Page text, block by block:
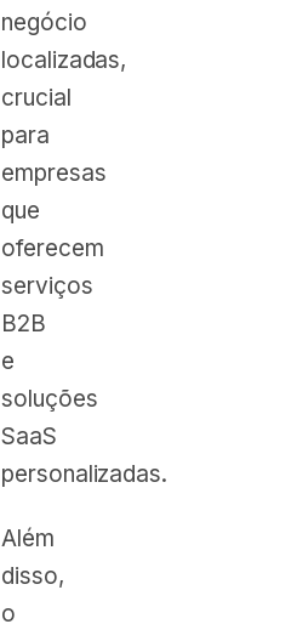
negócio
localizadas,
crucial
para
empresas
que
oferecem
serviços
B2B
e
soluções
SaaS
personalizadas.
Além
disso,
o